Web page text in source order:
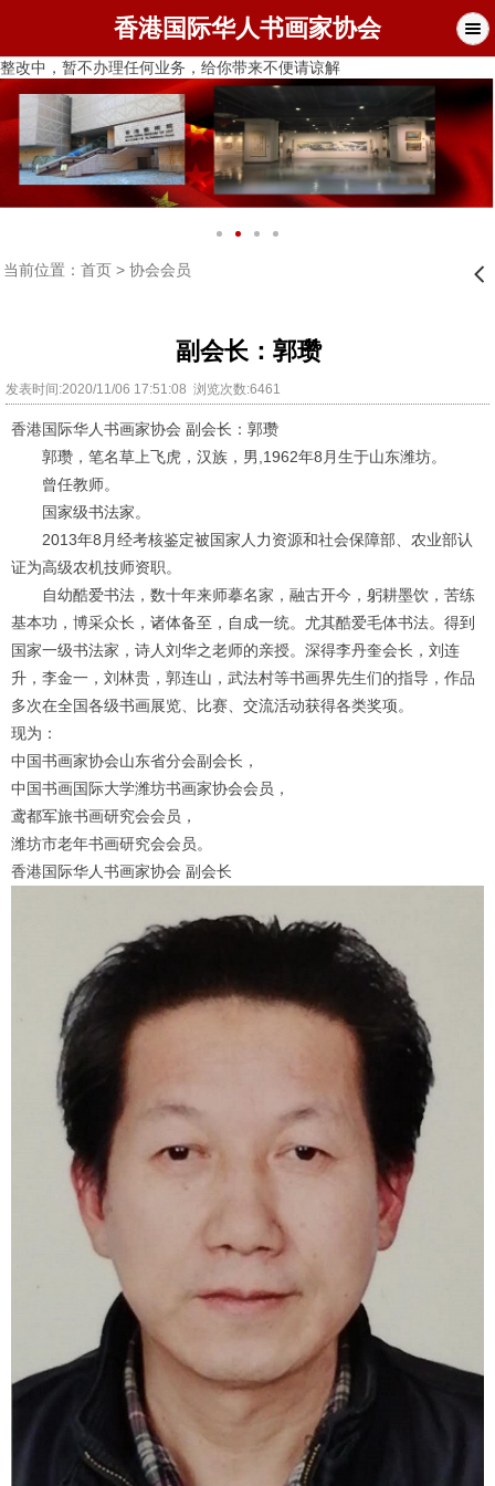
香港国际华人书画家协会
整改中，暂不办理任何业务，给你带来不便请谅解
1 2 3 4
当前位置： 首页> 协会会员 󰊒
副会长：郭瓒
发表时间:2020/11/06 17:51:08 浏览次数:6461
香港国际华人书画家协会 副会长：郭瓒
郭瓒，笔名草上飞虎，汉族，男 ,1962年8 月生于山东潍坊。
曾任教师。
国家级书法家。
2013年8 月经考核鉴定被国家人力资源和社会保障部、农业部认
证为高级农机技师资职。
自幼酷爱书法，数十年来师摹名家，融古开今，躬耕墨饮，苦练
基本功，博采众长，诸体备至，自成一统。尤其酷爱毛体书法。得到
国家一级书法家，诗人刘华之老师的亲授。深得李丹奎会长，刘连
升，李金一，刘林贵，郭连山，武法村等书画界先生们的指导，作品
多次在全国各级书画展览、比赛、交流活动获得各类奖项。
现为：
中国书画家协会山东省分会副会长，
中国书画国际大学潍坊书画家协会会员，
鸢都军旅书画研究会会员，
潍坊市老年书画研究会会员。
香港国际华人书画家协会 副会长